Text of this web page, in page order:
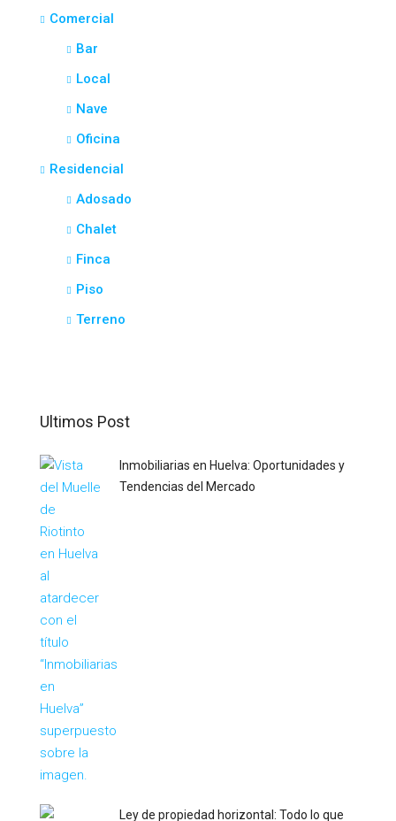
Comercial
Bar
Local
Nave
Oficina
Residencial
Adosado
Chalet
Finca
Piso
Terreno
Ultimos Post
Inmobiliarias en Huelva: Oportunidades y
Tendencias del Mercado
Ley de propiedad horizontal: Todo lo que